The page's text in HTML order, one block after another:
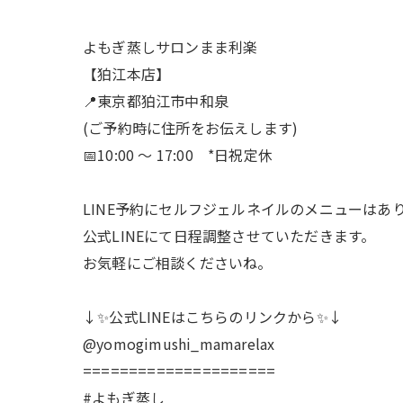
よもぎ蒸しサロンまま利楽
【狛江本店】
📍東京都狛江市中和泉
(ご予約時に住所をお伝えします)
📅10:00 〜 17:00 *日祝定休
LINE予約にセルフジェルネイルのメニューはあ
公式LINEにて日程調整させていただきます。
お気軽にご相談くださいね。
↓✨公式LINEはこちらのリンクから✨↓
@yomogimushi_mamarelax
=====================
#よもぎ蒸し